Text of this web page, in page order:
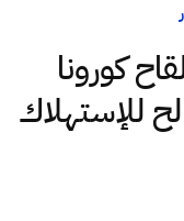
كورونا
للإستهلاك